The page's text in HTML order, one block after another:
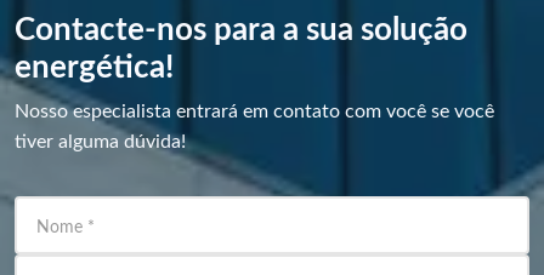
Contacte-nos para a sua solução
energética!
Nosso especialista entrará em contato com você se você
tiver alguma dúvida!
Nome *